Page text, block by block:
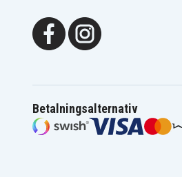
Betalningsalternativ